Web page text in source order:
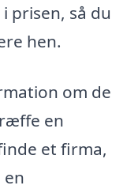
prisen, så du
hen.
om de
en
et firma,